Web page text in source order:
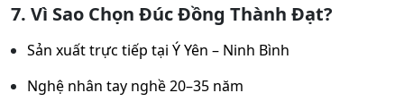
7. Vì Sao Chọn Đúc Đồng Thành Đạt?
Sản xuất trực tiếp tại Ý Yên – Ninh Bình
Nghệ nhân tay nghề 20–35 năm